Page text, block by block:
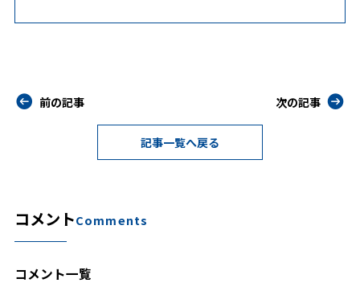
前の記事
記事一覧へ戻る
次の記事
コメントComments
コメント一覧